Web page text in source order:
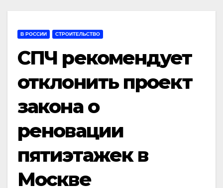
В РОССИИ СТРОИТЕЛЬСТВО
СПЧ рекомендует
отклонить проект
закона о
реновации
пятиэтажек в
Москве